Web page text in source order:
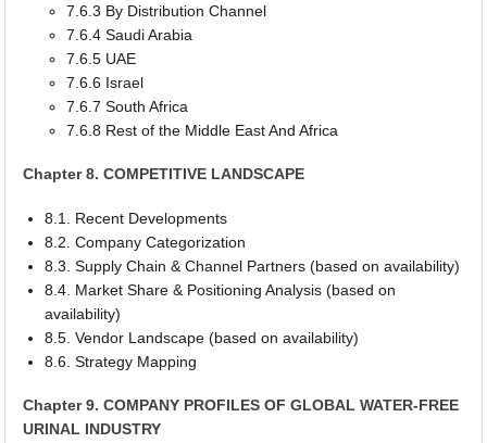
7.6.3 By Distribution Channel
7.6.4 Saudi Arabia
7.6.5 UAE
7.6.6 Israel
7.6.7 South Africa
7.6.8 Rest of the Middle East And Africa
Chapter 8. COMPETITIVE LANDSCAPE
8.1. Recent Developments
8.2. Company Categorization
8.3. Supply Chain & Channel Partners (based on availability)
8.4. Market Share & Positioning Analysis (based on
availability)
8.5. Vendor Landscape (based on availability)
8.6. Strategy Mapping
Chapter 9. COMPANY PROFILES OF GLOBAL WATER-FREE
URINAL INDUSTRY